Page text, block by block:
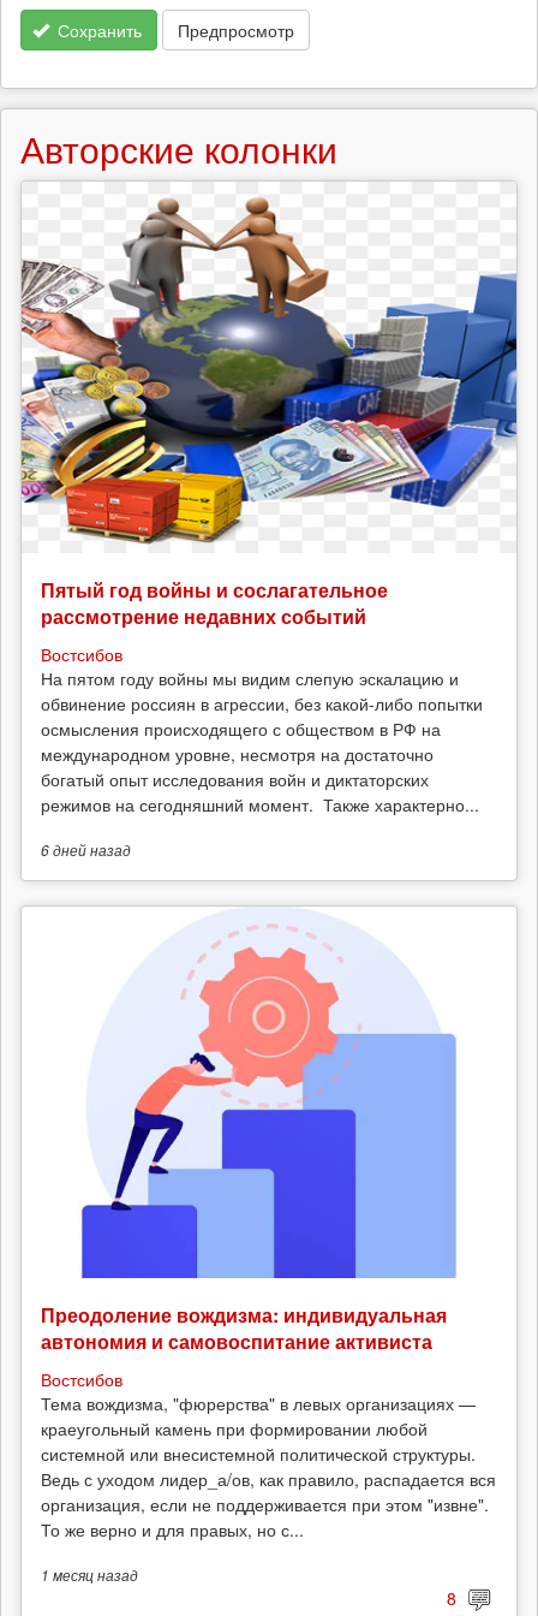
Сохранить Предпросмотр
Авторские колонки
Пятый год войны и сослагательное
рассмотрение недавних событий
Востсибов
На пятом году войны мы видим слепую эскалацию и
обвинение россиян в агрессии, без какой-либо попытки
осмысления происходящего с обществом в РФ на
международном уровне, несмотря на достаточно
богатый опыт исследования войн и диктаторских
режимов на сегодняшний момент. Также характерно...
6 днейназад
Преодоление вождизма: индивидуальная
автономия и самовоспитание активиста
Востсибов
Тема вождизма, "фюрерства" в левых организациях —
краеугольный камень при формировании любой
системной или внесистемной политической структуры.
Ведь с уходом лидер_а/ов, как правило, распадается вся
организация, если не поддерживается при этом "извне".
То же верно и для правых, но с...
1 месяцназад
8